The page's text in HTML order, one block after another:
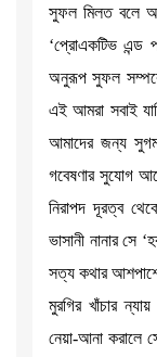
সুফল মিলত বলে
‘প্রোএকটিভ এন্ড
অনুরূপ সুফল
এই আমরা সবাই
আমাদের জন্য
গবেষণার সুযোগ
নিরাপদ দূরত্ব
ভাসানী নানার সে
সত্য কথার
মুরগির খাঁচার
নেয়া-আনা করালে